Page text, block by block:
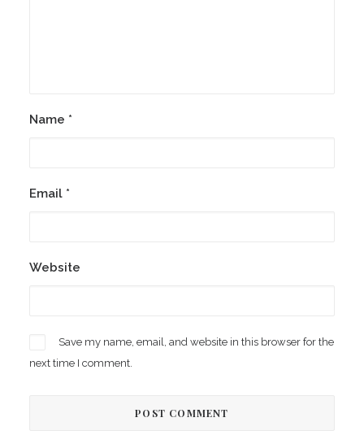
Name *
Email *
Website
Save my name, email, and website in this browser for the
next time I comment.